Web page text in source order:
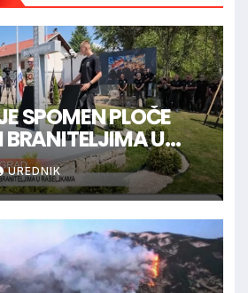
SPOMEN PLOČE
U
UREDNIK